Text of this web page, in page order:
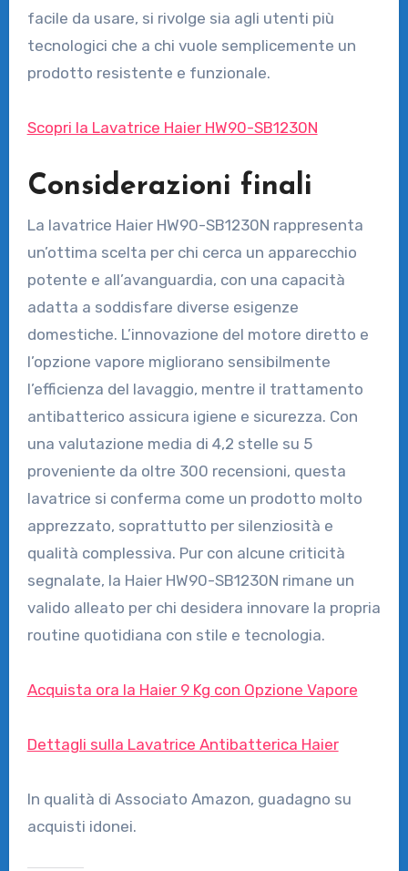
facile da usare, si rivolge sia agli utenti più
tecnologici che a chi vuole semplicemente un
prodotto resistente e funzionale.
Scopri la Lavatrice Haier HW90-SB1230N
Considerazioni finali
La lavatrice Haier HW90-SB1230N rappresenta
un’ottima scelta per chi cerca un apparecchio
potente e all’avanguardia, con una capacità
adatta a soddisfare diverse esigenze
domestiche. L’innovazione del motore diretto e
l’opzione vapore migliorano sensibilmente
l’efficienza del lavaggio, mentre il trattamento
antibatterico assicura igiene e sicurezza. Con
una valutazione media di 4,2 stelle su 5
proveniente da oltre 300 recensioni, questa
lavatrice si conferma come un prodotto molto
apprezzato, soprattutto per silenziosità e
qualità complessiva. Pur con alcune criticità
segnalate, la Haier HW90-SB1230N rimane un
valido alleato per chi desidera innovare la propria
routine quotidiana con stile e tecnologia.
Acquista ora la Haier 9 Kg con Opzione Vapore
Dettagli sulla Lavatrice Antibatterica Haier
In qualità di Associato Amazon, guadagno su
acquisti idonei.